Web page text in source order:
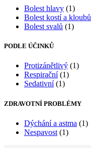
Bolest hlavy (1)
Bolest kostí a kloubů
Bolest svalů (1)
PODLE ÚČINKŮ
Protizánětlivý (1)
Respirační (1)
Sedativní (1)
ZDRAVOTNÍ PROBLÉMY
Dýchání a astma (1)
Nespavost (1)